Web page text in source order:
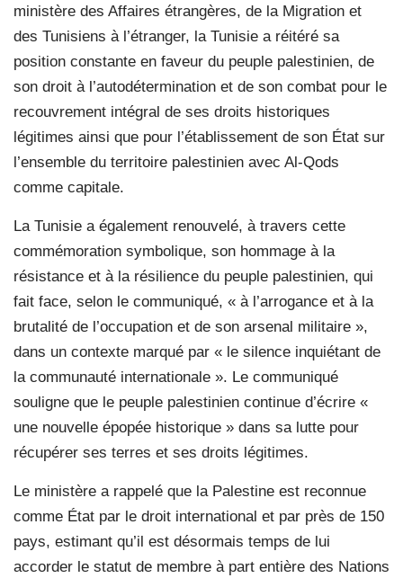
ministère des Affaires étrangères, de la Migration et
des Tunisiens à l’étranger, la Tunisie a réitéré sa
position constante en faveur du peuple palestinien, de
son droit à l’autodétermination et de son combat pour le
recouvrement intégral de ses droits historiques
légitimes ainsi que pour l’établissement de son État sur
l’ensemble du territoire palestinien avec Al-Qods
comme capitale.
La Tunisie a également renouvelé, à travers cette
commémoration symbolique, son hommage à la
résistance et à la résilience du peuple palestinien, qui
fait face, selon le communiqué, « à l’arrogance et à la
brutalité de l’occupation et de son arsenal militaire »,
dans un contexte marqué par « le silence inquiétant de
la communauté internationale ». Le communiqué
souligne que le peuple palestinien continue d’écrire «
une nouvelle épopée historique » dans sa lutte pour
récupérer ses terres et ses droits légitimes.
Le ministère a rappelé que la Palestine est reconnue
comme État par le droit international et par près de 150
pays, estimant qu’il est désormais temps de lui
accorder le statut de membre à part entière des Nations